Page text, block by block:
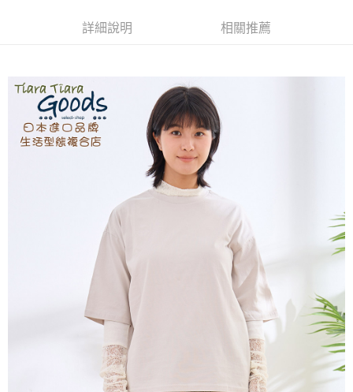
【關於「AFTEE先享後付」】
２．便利：只要手機號碼，簡訊認證，即可結帳。
３．安心：先確認商品／服務後，再付款。
【「AFTEE先享後付」結帳流程】
１．於結帳方式選擇「AFTEE先享後付」後，將跳轉至「AFTEE先享後付」
結帳頁面，進行簡訊認證並確認金額後，即可完成結帳。
２．訂單成立數日內，您將收到繳費通知簡訊。
３．收到繳費通知簡訊後14天內，點擊此簡訊中的連結，可透過四大超商／
ATM／網路銀行／等多元方式進行付款，方視為交易完成。
※ 請注意：結帳手續完成當下不需立刻繳費，但若您需要取消訂單，請聯絡
購買商品的店家。未經商家同意取消之訂單仍視為有效，需透過AFTEE先享
後付繳納相關費用。
※ 交易是否成功請以「AFTEE先享後付 」之結帳頁面顯示為準，若有關於
是否繳費成功／繳費後需取消欲退款等相關疑問，請聯繫「AFTEE先享後付
https://netprotections.freshdesk.com/support/home
１．透過由恩沛科技股份有限公司提供之「AFTEE先享後付」服務完成之交
易，需依本服務之必要範圍內提供個人資料，並將交易相關給付款項請求債
權轉讓予恩沛科技股份有限公司。
２．關於個人資料處理事宜，請瀏覽以下網址：
https://aftee.tw/terms/#terms3
運送方式
全家取貨付款
每筆NT$60，滿NT$1,800(含以上)免運費
每筆NT$60，滿NT$1,800(含以上)免運費
每筆NT$60，滿NT$2,000(含以上)免運費
每筆NT$60，滿NT$2,000(含以上)免運費
黑貓宅急便(包裹尺寸60cm以下)
每筆NT$100，滿NT$2,000(含以上)免運費
黑貓宅急便(包裹尺寸90cm以下)
每筆NT$140，滿NT$2,000(含以上)免運費
詳細說明 相關推薦